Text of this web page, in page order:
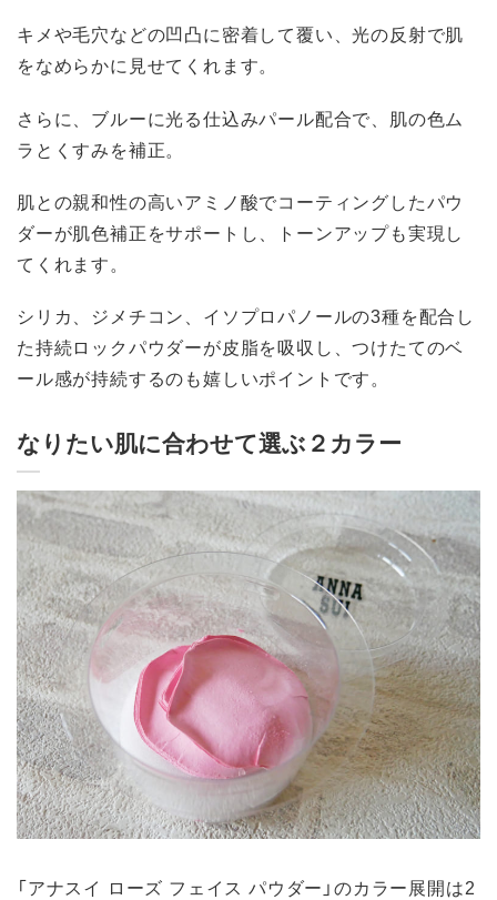
キメや毛穴などの凹凸に密着して覆い、光の反射で肌
をなめらかに見せてくれます。
さらに、ブルーに光る仕込みパール配合で、肌の色ム
ラとくすみを補正。
肌との親和性の高いアミノ酸でコーティングしたパウ
ダーが肌色補正をサポートし、トーンアップも実現し
てくれます。
シリカ、ジメチコン、イソプロパノールの3種を配合し
た持続ロックパウダーが皮脂を吸収し、つけたてのベ
ール感が持続するのも嬉しいポイントです。
なりたい肌に合わせて選ぶ２カラー
「アナスイ ローズ フェイス パウダー」のカラー展開は2